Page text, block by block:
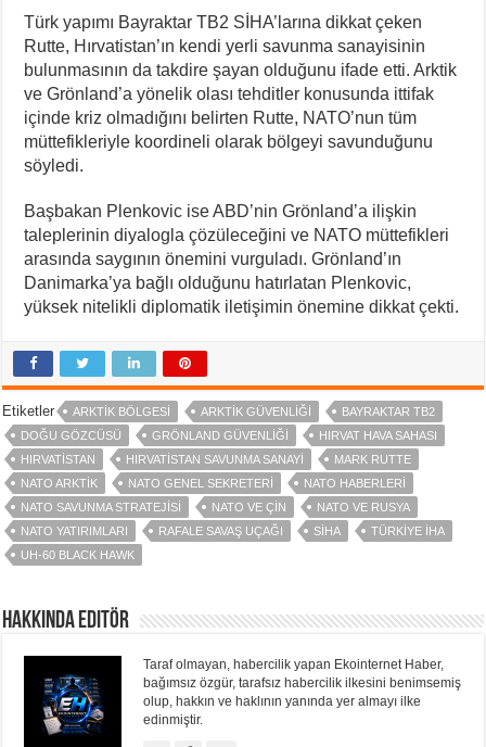
Türk yapımı Bayraktar TB2 SİHA’larına dikkat çeken
Rutte, Hırvatistan’ın kendi yerli savunma sanayisinin
bulunmasının da takdire şayan olduğunu ifade etti. Arktik
ve Grönland’a yönelik olası tehditler konusunda ittifak
içinde kriz olmadığını belirten Rutte, NATO’nun tüm
müttefikleriyle koordineli olarak bölgeyi savunduğunu
söyledi.
Başbakan Plenkovic ise ABD’nin Grönland’a ilişkin
taleplerinin diyalogla çözüleceğini ve NATO müttefikleri
arasında saygının önemini vurguladı. Grönland’ın
Danimarka’ya bağlı olduğunu hatırlatan Plenkovic,
yüksek nitelikli diplomatik iletişimin önemine dikkat çekti.
Etiketler ARKTIK BÖLGESI ARKTIK GÜVENLIĞI
BAYRAKTAR TB2
DOĞU GÖZCÜSÜ
GRÖNLAND GÜVENLIĞI
HIRVAT HAVA SAHASI
HIRVATISTAN
HIRVATISTAN SAVUNMA SANAYI
MARK RUTTE
NATO ARKTIK
NATO GENEL SEKRETERI
NATO HABERLERI
NATO SAVUNMA STRATEJISI
NATO VE ÇIN
NATO VE RUSYA
NATO YATIRIMLARI
RAFALE SAVAŞ UÇAĞI SIHA
TÜRKIYE İHA
UH-60 BLACK HAWK
Hakkında Editör
Taraf olmayan, habercilik yapan Ekointernet Haber,
bağımsız özgür, tarafsız habercilik ilkesini benimsemiş
olup, hakkın ve haklının yanında yer almayı ilke
edinmiştir.